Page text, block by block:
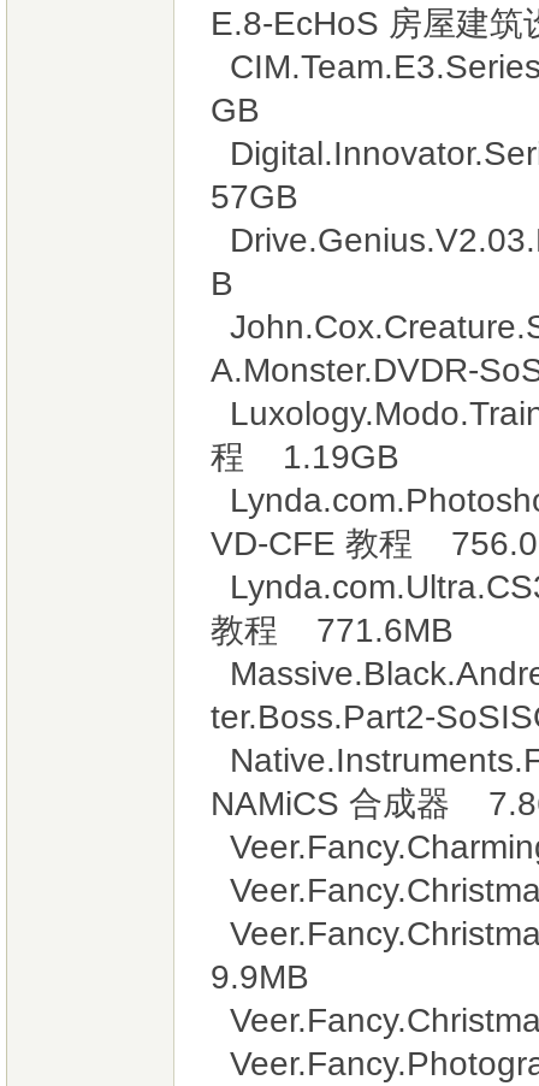
E.8-EcHoS 房屋建
GB
57GB
B
A.Monster.DVDR-
程 1.19GB
VD-CFE 教程
教程 771.6MB
ter.Boss.Part2-
NAMiCS 合成器
9.9MB